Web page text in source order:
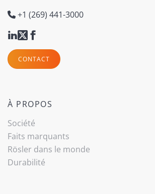
+1 (269) 441-3000
CONTACT
À PROPOS
Société
Faits marquants
Rösler dans le monde
Durabilité